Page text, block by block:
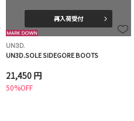
再入荷受付
UN3D.
UN3D.SOLE SIDEGORE BOOTS
21,450 円
50%OFF